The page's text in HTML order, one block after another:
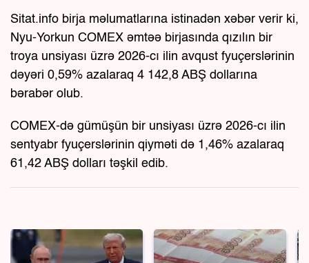
Sitat.info birja məlumatlarına istinadən xəbər verir ki,
Nyu-Yorkun COMEX əmtəə birjasında qızılın bir
troya unsiyası üzrə 2026-cı ilin avqust fyuçerslərinin
dəyəri 0,59% azalaraq 4 142,8 ABŞ dollarına
bərabər olub.
COMEX-də gümüşün bir unsiyası üzrə 2026-cı ilin
sentyabr fyuçerslərinin qiyməti də 1,46% azalaraq
61,42 ABŞ dolları təşkil edib.